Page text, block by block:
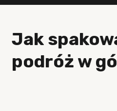
Jak
podróż w